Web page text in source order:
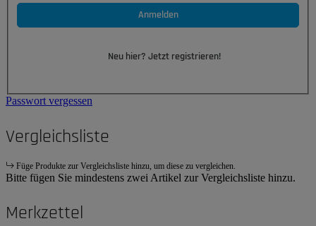
Anmelden
Neu hier? Jetzt registrieren!
Passwort vergessen
Vergleichsliste
Füge Produkte zur Vergleichsliste hinzu, um diese zu vergleichen.
Bitte fügen Sie mindestens zwei Artikel zur Vergleichsliste hinzu.
Merkzettel